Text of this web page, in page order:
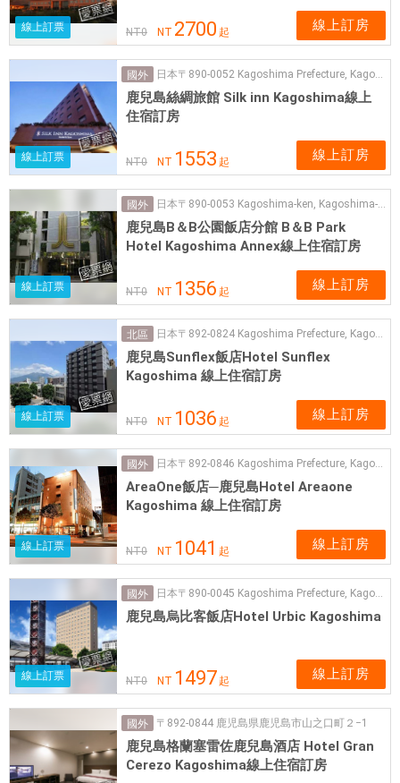
線上訂票 NT0 NT 2700 起 線上訂房
線上訂票
國外 日本〒890-0052 Kagoshima Prefecture, Kagoshima, Uenosonocho, 19−30
鹿兒島絲綢旅館 Silk inn Kagoshima線上
住宿訂房
NT0 NT 1553 起 線上訂房
線上訂票
國外 日本〒890-0053 Kagoshima-ken, Kagoshima-shi, Chūōchō, 13−2
鹿兒島B＆B公園飯店分館 B＆B Park
Hotel Kagoshima Annex線上住宿訂房
NT0 NT 1356 起 線上訂房
線上訂票
北區 日本〒892-0824 Kagoshima Prefecture, Kagoshima, Horiecho, 19−14
鹿兒島Sunflex飯店Hotel Sunflex
Kagoshima 線上住宿訂房
NT0 NT 1036 起 線上訂房
線上訂票
國外 日本〒892-0846 Kagoshima Prefecture, Kagoshima, Kajiyacho, 13−6
AreaOne飯店─鹿兒島Hotel Areaone
Kagoshima 線上住宿訂房
NT0 NT 1041 起 線上訂房
線上訂票
國外 日本〒890-0045 Kagoshima Prefecture, Kagoshima, Take, 1−3-1
鹿兒島烏比客飯店Hotel Urbic Kagoshima
NT0 NT 1497 起 線上訂房
國外 〒892-0844 鹿児島県鹿児島市山之口町２−1
鹿兒島格蘭塞雷佐鹿兒島酒店 Hotel Gran
Cerezo Kagoshima線上住宿訂房